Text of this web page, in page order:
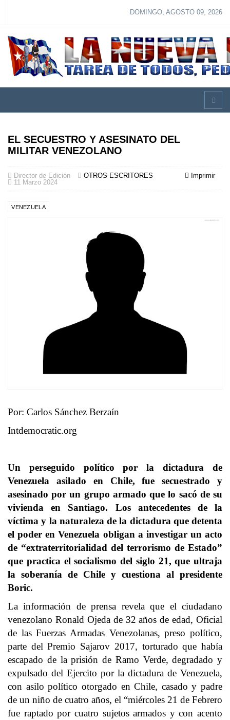
DOMINGO, AGOSTO 09, 2026
EL SECUESTRO Y ASESINATO DEL
MILITAR VENEZOLANO
Imprimir
Director de Edición
OTROS ESCRITORES
11 Marzo 2024
VENEZUELA
Por: Carlos Sánchez Berzaín
Intdemocratic.org
Un perseguido político por la dictadura de
Venezuela asilado en Chile, fue secuestrado y
asesinado por un grupo armado que lo sacó de su
vivienda en Santiago. Los antecedentes de la
víctima y la naturaleza de la dictadura que detenta
el poder en Venezuela obligan a investigar un acto
de “extraterritorialidad del terrorismo de Estado”
que practica el socialismo del siglo 21, que ultraja
la soberanía de Chile y cuestiona al presidente
Boric.
La información de prensa revela que el ciudadano
venezolano Ronald Ojeda de 32 años de edad, Oficial
de las Fuerzas Armadas Venezolanas, preso político,
parte del Premio Sajarov 2017, torturado que había
escapado de la prisión de Ramo Verde, degradado y
expulsado del Ejercito por la dictadura de Venezuela,
con asilo político otorgado en Chile, casado y padre
de un niño de cuatro años, el “miércoles 21 de Febrero
fue raptado por cuatro sujetos armados y con acento